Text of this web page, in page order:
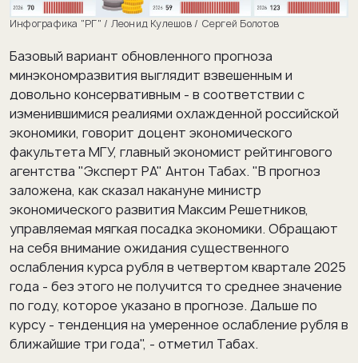
Инфографика "РГ" / Леонид Кулешов / Сергей Болотов
Базовый вариант обновленного прогноза
минэкономразвития выглядит взвешенным и
довольно консервативным - в соответствии с
изменившимися реалиями охлажденной российской
экономики, говорит доцент экономического
факультета МГУ, главный экономист рейтингового
агентства "Эксперт РА" Антон Табах. "В прогноз
заложена, как сказал накануне министр
экономического развития Максим Решетников,
управляемая мягкая посадка экономики. Обращают
на себя внимание ожидания существенного
ослабления курса рубля в четвертом квартале 2025
года - без этого не получится то среднее значение
по году, которое указано в прогнозе. Дальше по
курсу - тенденция на умеренное ослабление рубля в
ближайшие три года", - отметил Табах.